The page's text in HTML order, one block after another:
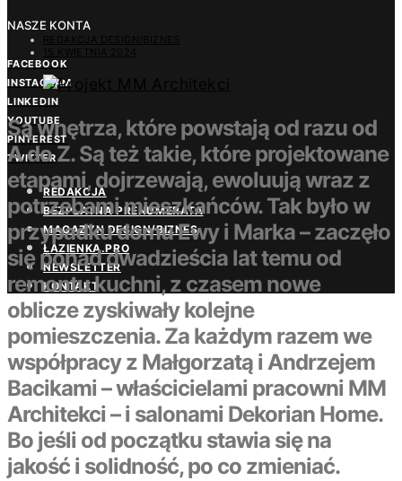
NASZE KONTA
FACEBOOK
INSTAGRAM
LINKEDIN
YOUTUBE
PINTEREST
TWITTER
REDAKCJA
BEZPŁATNA PRENUMERATA
MAGAZYN DESIGN/BIZNES
ŁAZIENKA.PRO
NEWSLETTER
KONTAKT
Są wnętrza, które powstają od razu od
A do Z. Są też takie, które projektowane
etapami, dojrzewają, ewoluują wraz z
potrzebami mieszkańców. Tak było w
przypadku domu Ewy i Marka – zaczęło
się ponad dwadzieścia lat temu od
remontu kuchni, z czasem nowe
oblicze zyskiwały kolejne
pomieszczenia. Za każdym razem we
współpracy z Małgorzatą i Andrzejem
Bacikami – właścicielami pracowni MM
Architekci – i salonami Dekorian Home.
Bo jeśli od początku stawia się na
jakość i solidność, po co zmieniać.